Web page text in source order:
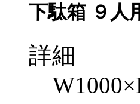
下駄箱 ９人
詳細